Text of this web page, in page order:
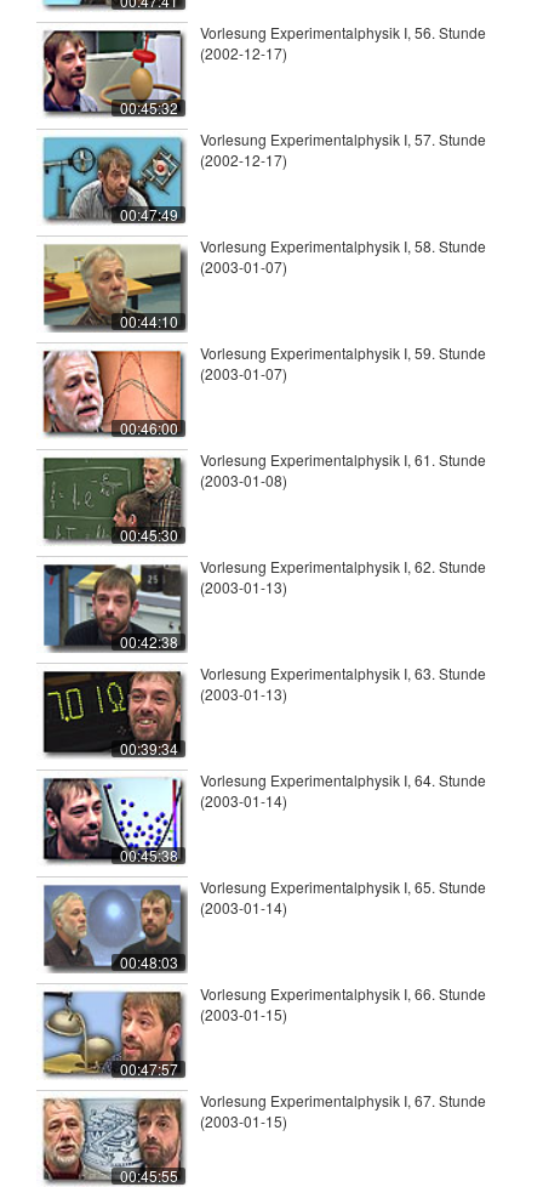
00:45:32
Vorlesung Experimentalphysik I, 56. Stunde
(2002-12-17)
00:47:49
Vorlesung Experimentalphysik I, 57. Stunde
(2002-12-17)
00:44:10
Vorlesung Experimentalphysik I, 58. Stunde
(2003-01-07)
00:46:00
Vorlesung Experimentalphysik I, 59. Stunde
(2003-01-07)
00:45:30
Vorlesung Experimentalphysik I, 61. Stunde
(2003-01-08)
00:42:38
Vorlesung Experimentalphysik I, 62. Stunde
(2003-01-13)
00:39:34
Vorlesung Experimentalphysik I, 63. Stunde
(2003-01-13)
00:45:38
Vorlesung Experimentalphysik I, 64. Stunde
(2003-01-14)
00:48:03
Vorlesung Experimentalphysik I, 65. Stunde
(2003-01-14)
00:47:57
Vorlesung Experimentalphysik I, 66. Stunde
(2003-01-15)
00:45:55
Vorlesung Experimentalphysik I, 67. Stunde
(2003-01-15)